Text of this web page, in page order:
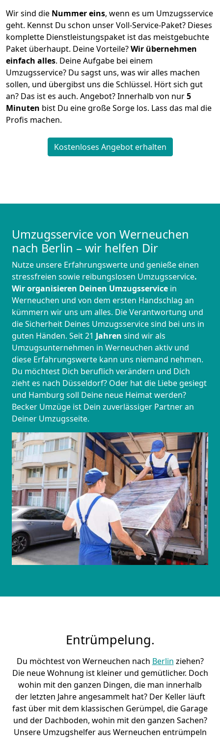
Wir sind die Nummer eins, wenn es um Umzugsservice
geht. Kennst Du schon unser Voll-Service-Paket? Dieses
komplette Dienstleistungspaket ist das meistgebuchte
Paket überhaupt. Deine Vorteile?Wir übernehmen
einfach alles. Deine Aufgabe bei einem
Umzugsservice? Du sagst uns, was wir alles machen
sollen, und übergibst uns die Schlüssel. Hört sich gut
an? Das ist es auch. Angebot? Innerhalb von nur5
Minuten bist Du eine große Sorge los. Lass das mal die
Profis machen.
Kostenloses Angebot erhalten
Umzugsservice von Werneuchen
nach Berlin – wir helfen Dir
Nutze unsere Erfahrungswerte und genieße einen
stressfreien sowie reibungslosen Umzugsservice.
Wir organisieren Deinen Umzugsservice in
Werneuchen und von dem ersten Handschlag an
kümmern wir uns um alles. Die Verantwortung und
die Sicherheit Deines Umzugsservice sind bei uns in
guten Händen. Seit 21 Jahren sind wir als
Umzugsunternehmen in Werneuchen aktiv und
diese Erfahrungswerte kann uns niemand nehmen.
Du möchtest Dich beruflich verändern und Dich
zieht es nach Düsseldorf? Oder hat die Liebe gesiegt
und Hamburg soll Deine neue Heimat werden?
Becker Umzüge ist Dein zuverlässiger Partner an
Deiner Umzugsseite.
Entrümpelung.
Du möchtest von Werneuchen nach Berlin ziehen?
Die neue Wohnung ist kleiner und gemütlicher. Doch
wohin mit den ganzen Dingen, die man innerhalb
der letzten Jahre angesammelt hat? Der Keller läuft
fast über mit dem klassischen Gerümpel, die Garage
und der Dachboden, wohin mit den ganzen Sachen?
Unsere Umzugshelfer aus Werneuchen entrümpeln